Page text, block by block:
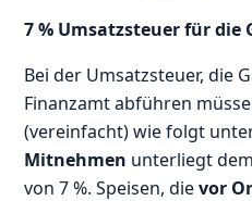
7 % Umsatzsteuer für die
Bei der Umsatzsteuer, die
Finanzamt abführen
(vereinfacht) wie folgt
Mitnehmen unterliegt
von 7 %. Speisen, dievor